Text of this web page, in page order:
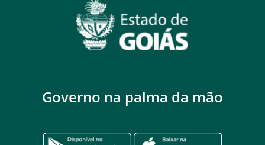
Governo na palma da mão